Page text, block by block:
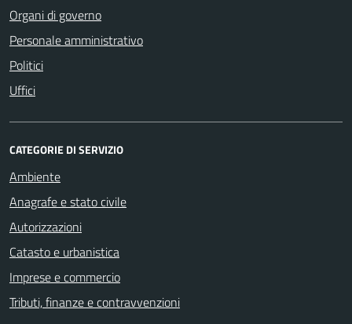
Organi di governo
Personale amministrativo
Politici
Uffici
CATEGORIE DI SERVIZIO
Ambiente
Anagrafe e stato civile
Autorizzazioni
Catasto e urbanistica
Imprese e commercio
Tributi, finanze e contravvenzioni